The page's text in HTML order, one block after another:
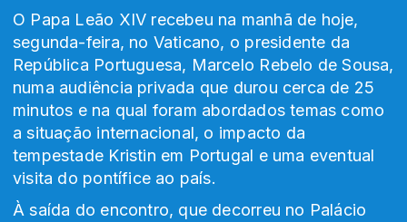
O Papa Leão XIV recebeu na manhã de hoje,
segunda-feira, no Vaticano, o presidente da
República Portuguesa, Marcelo Rebelo de Sousa,
numa audiência privada que durou cerca de 25
minutos e na qual foram abordados temas como
a situação internacional, o impacto da
tempestade Kristin em Portugal e uma eventual
visita do pontífice ao país.
À saída do encontro, que decorreu no Palácio